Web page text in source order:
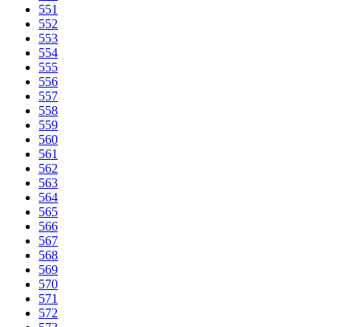
551
552
553
554
555
556
557
558
559
560
561
562
563
564
565
566
567
568
569
570
571
572